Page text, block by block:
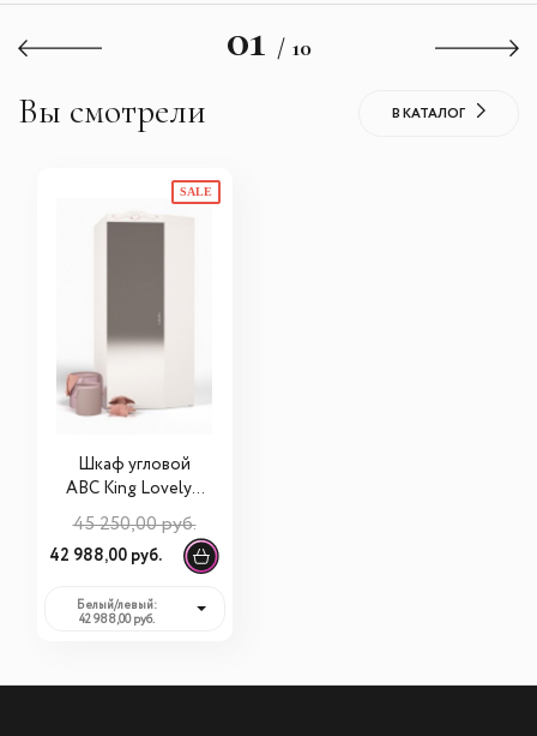
01 / 10
Вы смотрели В КАТАЛОГ
SALE
Шкаф угловой
ABC King Lovely с
зеркалом (левый
или правый)
45 250,00 руб.
42 988,00 руб.
Белый/левый:
42 988,00 руб.